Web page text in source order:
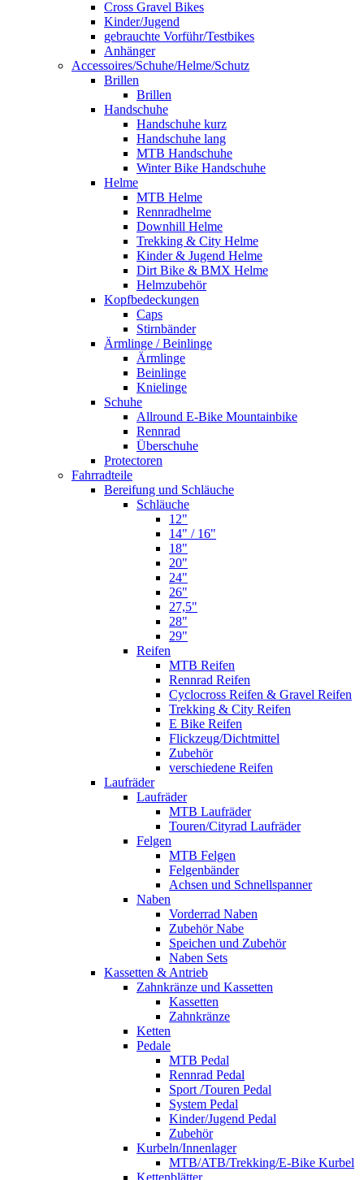
Cross Gravel Bikes
Kinder/Jugend
gebrauchte Vorführ/Testbikes
Anhänger
Accessoires/Schuhe/Helme/Schutz
Brillen
Brillen
Handschuhe
Handschuhe kurz
Handschuhe lang
MTB Handschuhe
Winter Bike Handschuhe
Helme
MTB Helme
Rennradhelme
Downhill Helme
Trekking & City Helme
Kinder & Jugend Helme
Dirt Bike & BMX Helme
Helmzubehör
Kopfbedeckungen
Caps
Stirnbänder
Ärmlinge / Beinlinge
Ärmlinge
Beinlinge
Knielinge
Schuhe
Allround E-Bike Mountainbike
Rennrad
Überschuhe
Protectoren
Fahrradteile
Bereifung und Schläuche
Schläuche
12"
14" / 16"
18"
20"
24"
26"
27,5"
28"
29"
Reifen
MTB Reifen
Rennrad Reifen
Cyclocross Reifen & Gravel Reifen
Trekking & City Reifen
E Bike Reifen
Flickzeug/Dichtmittel
Zubehör
verschiedene Reifen
Laufräder
Laufräder
MTB Laufräder
Touren/Cityrad Laufräder
Felgen
MTB Felgen
Felgenbänder
Achsen und Schnellspanner
Naben
Vorderrad Naben
Zubehör Nabe
Speichen und Zubehör
Naben Sets
Kassetten & Antrieb
Zahnkränze und Kassetten
Kassetten
Zahnkränze
Ketten
Pedale
MTB Pedal
Rennrad Pedal
Sport /Touren Pedal
System Pedal
Kinder/Jugend Pedal
Zubehör
Kurbeln/Innenlager
MTB/ATB/Trekking/E-Bike Kurbel
Kettenblätter